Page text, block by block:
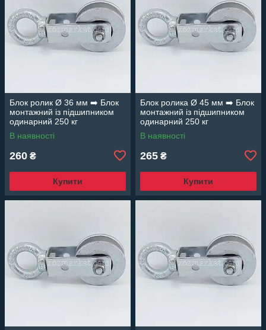
Блок ролик Ø 36 мм ➡️ Блок
монтажний із підшипником
одинарний 250 кг
В наявності
260 ₴
Купити
Блок ролика Ø 45 мм ➡️ Блок
монтажний із підшипником
одинарний 250 кг
В наявності
265 ₴
Купити